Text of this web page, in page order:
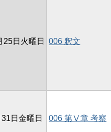
25日火曜日 006 釈文
日金曜日 006 第Ⅴ章 考察